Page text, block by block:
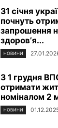
31 січня
почнуть
запрошення
здоровʼя...
НОВИНИ
З 1 грудня
отримати
номіналом 2
НОВИНИ